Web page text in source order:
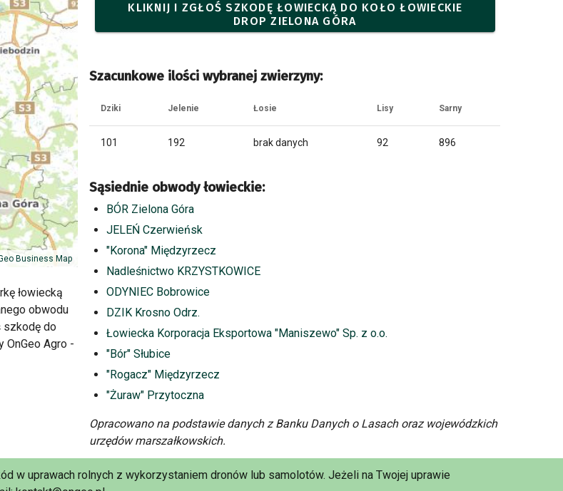
Business Map
łowiecką
obwodu
szkodę do
Agro -
KLIKNIJ I ZGŁOŚ SZKODĘ ŁOWIECKĄ DO KOŁO ŁOWIECKIE
DROP ZIELONA GÓRA
Szacunkowe ilości wybranej zwierzyny:
Dziki Jelenie Łosie Lisy Sarny
101 192 brak danych 92 896
Sąsiednie obwody łowieckie:
BÓR Zielona Góra
JELEŃ Czerwieńsk
"Korona" Międzyrzecz
Nadleśnictwo KRZYSTKOWICE
ODYNIEC Bobrowice
DZIK Krosno Odrz.
Łowiecka Korporacja Eksportowa "Maniszewo" Sp. z o.o.
"Bór" Słubice
"Rogacz" Międzyrzecz
"Żuraw" Przytoczna
Opracowano na podstawie danych z Banku Danych o Lasach oraz wojewódzkich
urzędów marszałkowskich.
w uprawach rolnych z wykorzystaniem dronów lub samolotów. Jeżeli na Twojej uprawie